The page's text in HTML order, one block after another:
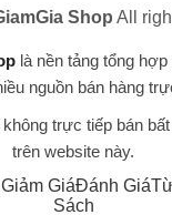
kiện thời trang
áo
hải cẩu bột giặt OMO
kem forencos trắng túi
Shop All
là nền tảng tổng hợp
nguồn bán hàng
trực tiếp bán
trên website này.
GiáĐánh Giá
Sách